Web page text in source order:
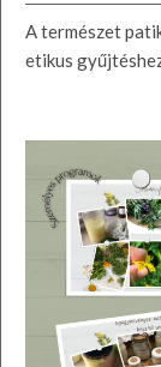
A természet
etikus